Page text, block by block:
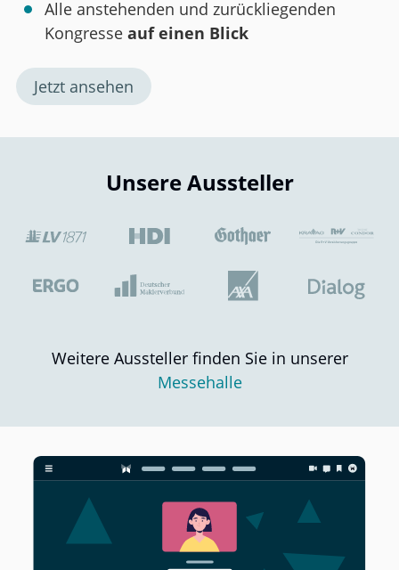
Alle anstehenden und zurückliegenden
Kongresse auf einen Blick
Jetzt ansehen
Unsere Aussteller
Weitere Aussteller finden Sie in unserer
Messehalle